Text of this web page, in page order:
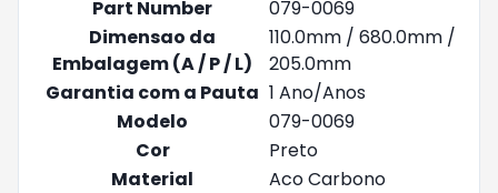
Part Number
079-0069
Dimensao da
Embalagem (A / P / L)
110.0mm / 680.0mm /
205.0mm
Garantia com a Pauta 1 Ano/Anos
Modelo
079-0069
Cor
Preto
Material
Aco Carbono